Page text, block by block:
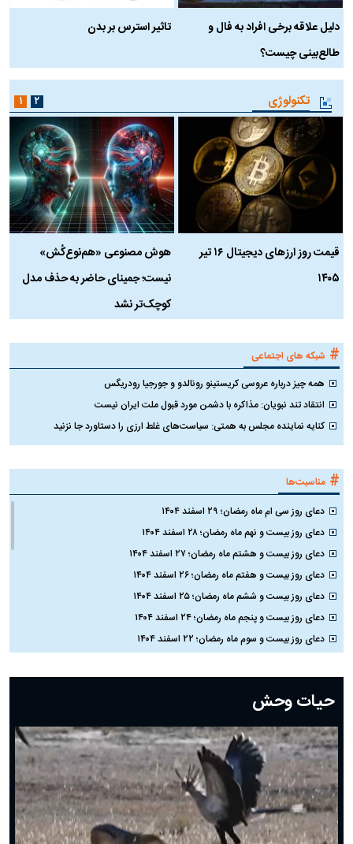
دلیل علاقه برخی افراد به فال و
طالع‌بینی چیست؟
تاثیر استرس بر بدن
تکنولوژی
قیمت روز ارز‌های دیجیتال ۱۶ تیر
۱۴۰۵
هوش مصنوعی «هم‌نوع‌کُش»
نیست؛ جمینای حاضر به حذف مدل
کوچک‌تر نشد
۱ ۲
# شبکه های اجتماعی
همه چیز درباره عروسی کریستینو رونالدو و جورجیا رودریگس
انتقاد تند نبویان: مذاکره با دشمن مورد قبول ملت ایران نیست
کنایه نماینده مجلس به همتی: سیاست‌های غلط ارزی را دستاورد جا نزنید
# مناسبت‌ها
دعای روز سی ام ماه رمضان؛ ۲۹ اسفند ۱۴۰۴
دعای روز بیست و نهم ماه رمضان؛ ۲۸ اسفند ۱۴۰۴
دعای روز بیست و هشتم ماه رمضان؛ ۲۷ اسفند ۱۴۰۴
دعای روز بیست و هفتم ماه رمضان؛ ۲۶ اسفند ۱۴۰۴
دعای روز بیست و ششم ماه رمضان؛ ۲۵ اسفند ۱۴۰۴
دعای روز بیست و پنجم ماه رمضان؛ ۲۴ اسفند ۱۴۰۴
دعای روز بیست و سوم ماه رمضان؛ ۲۲ اسفند ۱۴۰۴
دعای روز بیستم ماه رمضان؛ ۱۹ اسفند ۱۴۰۴
دعای روز هشتم ماه مبارک رمضان؛ ۷ اسفند ماه ۱۴۰۴
دعای روز هفتم ماه رمضان؛ ۶ اسفند ۱۴۰۴
دعای روز ششم ماه رمضان؛ ۵ اسفند ۱۴۰۴
دعای روز پنجم ماه رمضان؛ ۴ اسفند ۱۴۰۴
دعای روز چهارم ماه مبارک رمضان؛ ۳ اسفند ۱۴۰۴
دعای روز سوم ماه مبارک رمضان؛ ۱۴ اسفند ۱۴۰۴
دعای روز دوم ماه مبارک رمضان ۱ اسفند ماه ۱۴۰۴
حیات وحش